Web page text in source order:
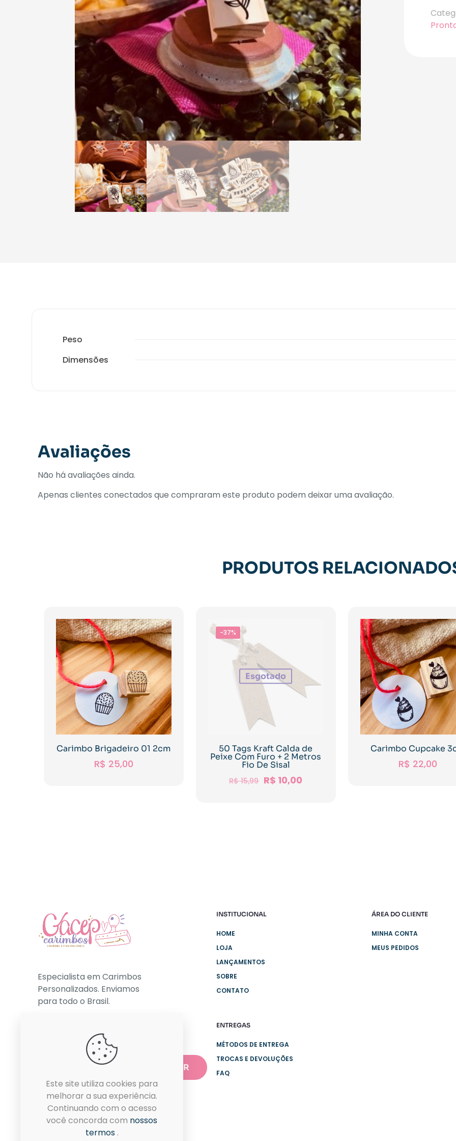
Peso
Dimensões
Avaliações
Não há avaliações ainda.
Apenas clientes conectados que compraram este produto podem deixar uma avaliação.
PRODUTOS
Carimbo Brigadeiro 01 2cm
R$ 25,00
-37%
Esgotado
50 Tags Kraft Calda de
Peixe Com Furo + 2 Metros
Fio De Sisal
R$15,99 R$ 10,00
Carimbo Cupcake
R$ 22,00
Especialista em Carimbos
Personalizados. Enviamos
para todo o Brasil.
INSTITUCIONAL
HOME
LOJA
LANÇAMENTOS
SOBRE
CONTATO
ENTREGAS
MÉTODOS DE ENTREGA
TROCAS E DEVOLUÇÕES
FAQ
ÁREA DO CLIENTE
MINHA CONTA
MEUS PEDIDOS
Este site utiliza cookies para
melhorar a sua experiência.
Continuando com o acesso
você concorda com nossos
termos .